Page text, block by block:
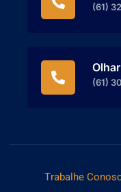
(61)
(61)
Trabalhe